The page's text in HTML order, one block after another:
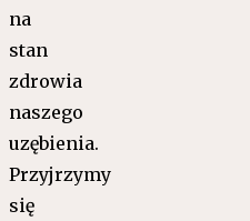
na
stan
zdrowia
naszego
uzębienia.
Przyjrzymy
się